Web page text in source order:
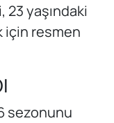
yaşındaki
için resmen
sezonunu